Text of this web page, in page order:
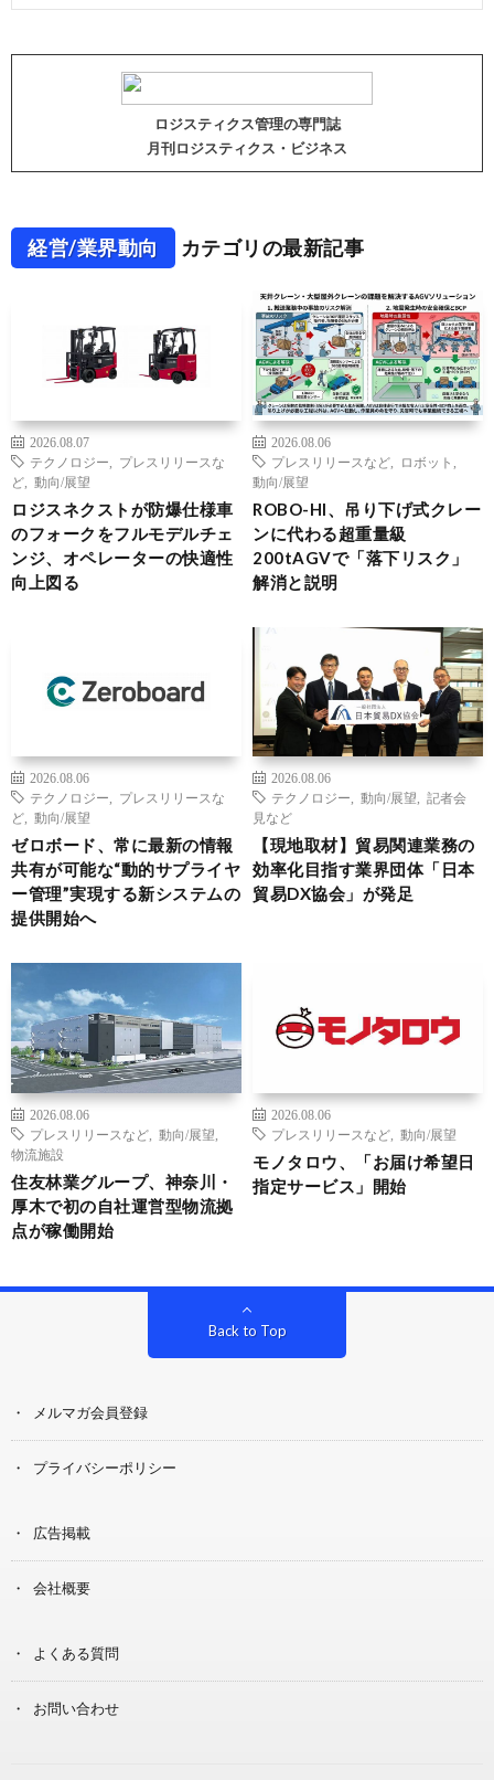
ロジスティクス管理の専門誌
月刊ロジスティクス・ビジネス
経営/業界動向 カテゴリの最新記事
2026.08.07
テクノロジー
プレスリリースな
ど
動向/展望
ロジスネクストが防爆仕様車
のフォークをフルモデルチェ
ンジ、オペレーターの快適性
向上図る
2026.08.06
プレスリリースなど
ロボット
動向/展望
ROBO-HI、吊り下げ式クレー
ンに代わる超重量級
200tAGVで「落下リスク」
解消と説明
2026.08.06
テクノロジー
プレスリリースな
ど
動向/展望
ゼロボード、常に最新の情報
共有が可能な“動的サプライヤ
ー管理”実現する新システムの
提供開始へ
2026.08.06
テクノロジー
動向/展望
記者会
見など
【現地取材】貿易関連業務の
効率化目指す業界団体「日本
貿易DX協会」が発足
2026.08.06
プレスリリースなど
動向/展望
物流施設
住友林業グループ、神奈川・
厚木で初の自社運営型物流拠
点が稼働開始
2026.08.06
プレスリリースなど
動向/展望
モノタロウ、「お届け希望日
指定サービス」開始
Back to Top
メルマガ会員登録
プライバシーポリシー
広告掲載
会社概要
よくある質問
お問い合わせ